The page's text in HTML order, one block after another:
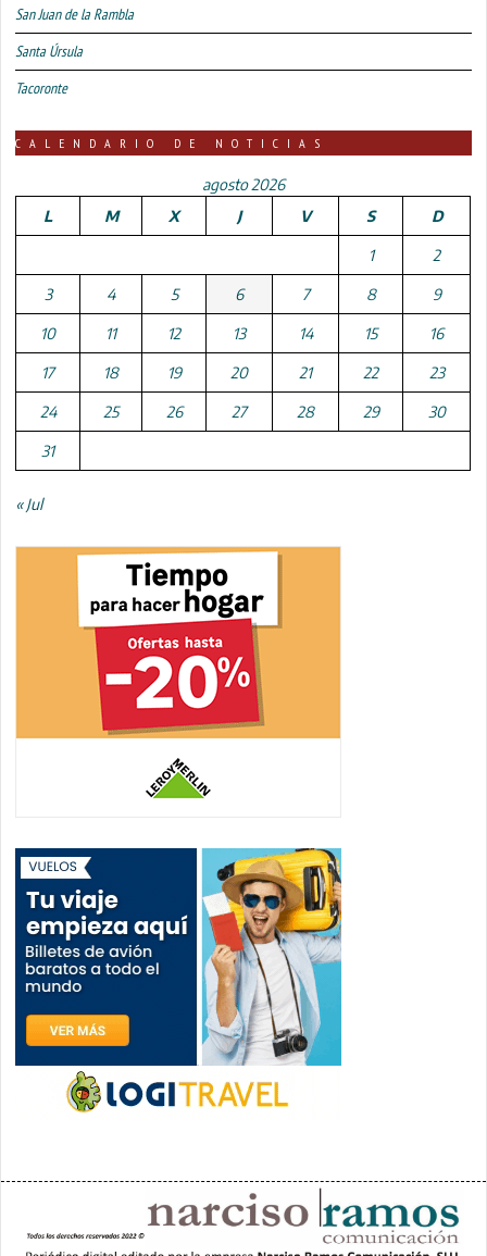
San Juan de la Rambla
Santa Úrsula
Tacoronte
CALENDARIO DE NOTICIAS
agosto 2026
L
M X J V S D
1 2
3 4 5 6 7 8 9
10 11 12 13 14 15 16
17 18 19 20 21 22 23
24 25 26 27 28 29 30
31
« Jul